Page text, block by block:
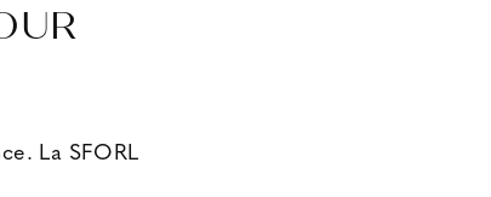
La SFORL